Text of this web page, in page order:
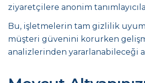
ziyaretçilere anonim
Bu, işletmelerin tam gizlilik
müşteri güvenini korurken
analizlerinden yararlanabileceği